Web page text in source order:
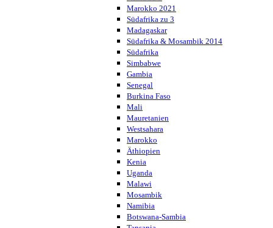
Marokko 2021
Südafrika zu 3
Madagaskar
Südafrika & Mosambik 2014
Südafrika
Simbabwe
Gambia
Senegal
Burkina Faso
Mali
Mauretanien
Westsahara
Marokko
Äthiopien
Kenia
Uganda
Malawi
Mosambik
Namibia
Botswana-Sambia